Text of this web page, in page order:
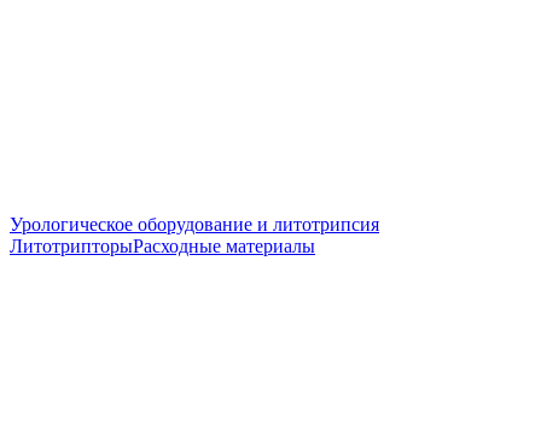
Урологическое оборудование и литотрипсия
ЛитотрипторыРасходные материалы